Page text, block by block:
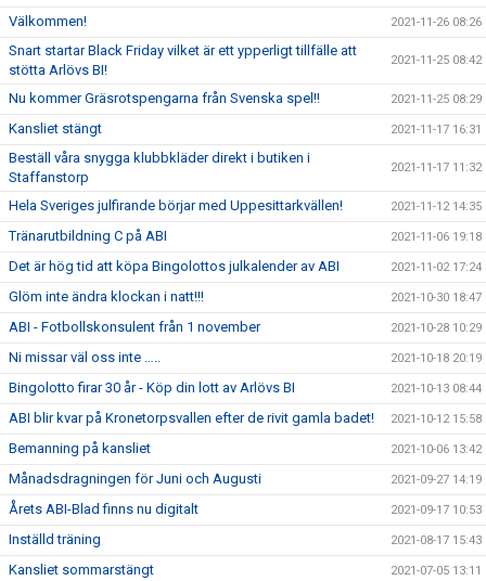
Välkommen! 2021-11-26 08:26
Snart startar Black Friday vilket är ett ypperligt tillfälle att
stötta Arlövs BI!
2021-11-25 08:42
Nu kommer Gräsrotspengarna från Svenska spel!! 2021-11-25 08:29
Kansliet stängt 2021-11-17 16:31
Beställ våra snygga klubbkläder direkt i butiken i
Staffanstorp
2021-11-17 11:32
Hela Sveriges julfirande börjar med Uppesittarkvällen! 2021-11-12 14:35
Tränarutbildning C på ABI 2021-11-06 19:18
Det är hög tid att köpa Bingolottos julkalender av ABI 2021-11-02 17:24
Glöm inte ändra klockan i natt!!! 2021-10-30 18:47
ABI - Fotbollskonsulent från 1 november 2021-10-28 10:29
Ni missar väl oss inte ….. 2021-10-18 20:19
Bingolotto firar 30 år - Köp din lott av Arlövs BI 2021-10-13 08:44
ABI blir kvar på Kronetorpsvallen efter de rivit gamla badet! 2021-10-12 15:58
Bemanning på kansliet 2021-10-06 13:42
Månadsdragningen för Juni och Augusti 2021-09-27 14:19
Årets ABI-Blad finns nu digitalt 2021-09-17 10:53
Inställd träning 2021-08-17 15:43
Kansliet sommarstängt 2021-07-05 13:11